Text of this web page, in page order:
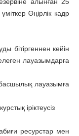
Өңірлік кадр
бітіргеннен кейін
лауазымдарға
басшылық лауазымға
іріктеусіз
ресурстар мен